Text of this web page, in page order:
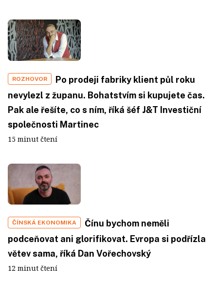
ROZHOVOR
Po prodeji fabriky klient půl roku
nevylezl z županu. Bohatstvím si kupujete čas.
Pak ale řešíte, co s ním, říká šéf J&T Investiční
společnosti Martinec
15 minut čtení
ČÍNSKÁ EKONOMIKA
Čínu bychom neměli
podceňovat ani glorifikovat. Evropa si podřízla
větev sama, říká Dan Vořechovský
12 minut čtení